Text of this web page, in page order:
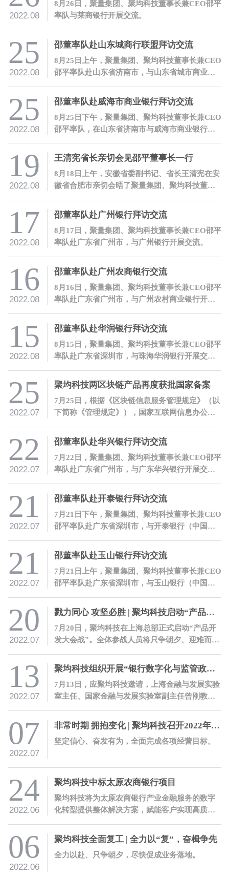
2022.08
8月26日，聚量集团、聚均科技董事长兼CEO邵平
率队与莱商银行开展交流。
25
2022.08
邵董率队赴山东城商行联盟拜访交流
8月25日上午，聚量集团、聚均科技董事长兼CEO
邵平率队赴山东省济南市，与山东省城市商业银
25
2022.08
邵董率队赴威海市商业银行拜访交流
8月25日下午，聚量集团、聚均科技董事长兼CEO
邵平率队，在山东省济南市与威海市商业银行开
19
2022.08
王清宪省长亲切会见邵平董事长一行
8月18日上午，安徽省委副书记、省长王清宪在安
徽省合肥市亲切会晤了聚量集团、聚均科技董事
17
2022.08
邵董率队赴广州银行拜访交流
8月17日，聚量集团、聚均科技董事长兼CEO邵平
率队赴广东省广州市，与广州银行开展交流。
16
2022.08
邵董率队赴广州农商银行交流
8月16日，聚量集团、聚均科技董事长兼CEO邵平
率队赴广东省广州市，与广州农村商业银行开展
15
2022.08
邵董率队赴华润银行拜访交流
8月15日，聚量集团、聚均科技董事长兼CEO邵平
率队赴广东省深圳市，与珠海华润银行开展交
25
2022.07
聚均科技两区块链产品再度获批国家备案
7月25日，根据《区块链信息服务管理规定》（以
下简称《管理规定》），国家互联网信息办公室
编号，聚均科技“产业数字金融区块链浏览
器”及“产业数字金融区块链服务平台”顺利获得备
案编号。
22
2022.07
邵董率队赴华兴银行拜访交流
7月22日，聚量集团、聚均科技董事长兼CEO邵平
率队赴广东省广州市，与广东华兴银行开展交
21
2022.07
邵董率队赴开泰银行拜访交流
7月21日下午，聚量集团、聚均科技董事长兼CEO
邵平率队赴广东省深圳市，与开泰银行（中国）
21
2022.07
邵董率队赴玉山银行拜访交流
7月21日上午，聚量集团、聚均科技董事长兼CEO
邵平率队赴广东省深圳市，与玉山银行（中国）
20
2022.07
戮力同心 攻坚必胜 | 聚均科技启动“产品开发大会战”
7月20日，聚均科技在上海总部正式启动“产品开
发大会战”。全体参战人员将只争朝夕、迎难而
13
2022.07
聚均科技组织开展“银行数字化与监管政策解读”培训
7月13日，应聚均科技邀请，上海金融与发展实验
室主任、国家金融与发展实验室副主任曾刚教授
字化转型的指导意见》开展解读培训。
07
2022.07
非常时期 拥抱变化 | 聚均科技召开2022年度年中工作会议
坚定信心、奋发有为，全面完成各项经营目标。
24
2022.06
聚均科技中标太原农商银行项目
聚均科技将为太原农商银行产业金融服务的数字
化转型提供整体解决方案，赋能客户实现高质量
06
2022.06
聚均科技全面复工 | 全力以“复”，奋楫争先
全力以赴、只争朝夕，尽快促成业务落地。